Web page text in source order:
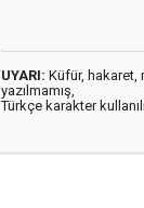
UYARI: Küfür, hakaret,
yazılmamış,
Türkçe karakter